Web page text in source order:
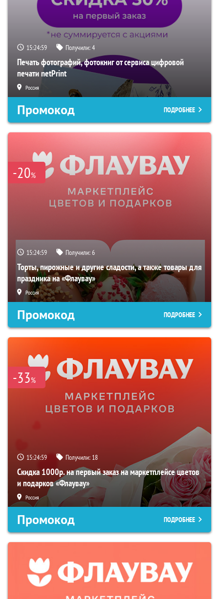
15:24:58 Получили:4
Печать фотографий, фотокниг от сервиса цифровой
печати netPrint
Россия
Промокод ПОДРОБНЕЕ
-20%
15:24:58 Получили:6
Торты, пирожные и другие сладости, а также товары для
праздника на «Флаувау»
Россия
Промокод ПОДРОБНЕЕ
-33%
15:24:58 Получили: 18
Скидка 1000р. на первый заказ на маркетплейсе цветов
и подарков «Флаувау»
Россия
Промокод ПОДРОБНЕЕ